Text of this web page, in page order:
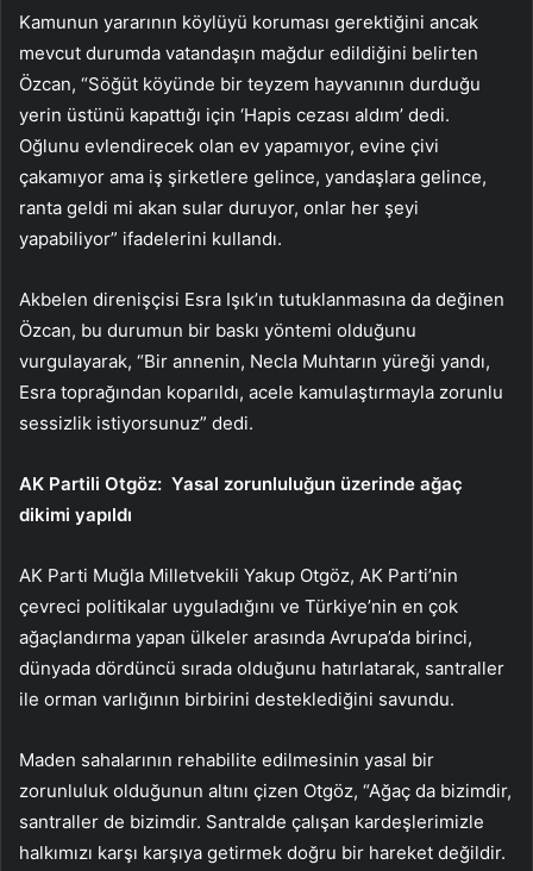
Kamunun yararının köylüyü koruması gerektiğini ancak
mevcut durumda vatandaşın mağdur edildiğini belirten
Özcan, “Söğüt köyünde bir teyzem hayvanının durduğu
yerin üstünü kapattığı için ‘Hapis cezası aldım’ dedi.
Oğlunu evlendirecek olan ev yapamıyor, evine çivi
çakamıyor ama iş şirketlere gelince, yandaşlara gelince,
ranta geldi mi akan sular duruyor, onlar her şeyi
yapabiliyor” ifadelerini kullandı.
Akbelen direnişçisi Esra Işık’ın tutuklanmasına da değinen
Özcan, bu durumun bir baskı yöntemi olduğunu
vurgulayarak, “Bir annenin, Necla Muhtarın yüreği yandı,
Esra toprağından koparıldı, acele kamulaştırmayla zorunlu
sessizlik istiyorsunuz” dedi.
AK Partili Otgöz: Yasal zorunluluğun üzerinde ağaç
dikimi yapıldı
AK Parti Muğla Milletvekili Yakup Otgöz, AK Parti’nin
çevreci politikalar uyguladığını ve Türkiye’nin en çok
ağaçlandırma yapan ülkeler arasında Avrupa’da birinci,
dünyada dördüncü sırada olduğunu hatırlatarak, santraller
ile orman varlığının birbirini desteklediğini savundu.
Maden sahalarının rehabilite edilmesinin yasal bir
zorunluluk olduğunun altını çizen Otgöz, “Ağaç da bizimdir,
santraller de bizimdir. Santralde çalışan kardeşlerimizle
halkımızı karşı karşıya getirmek doğru bir hareket değildir.